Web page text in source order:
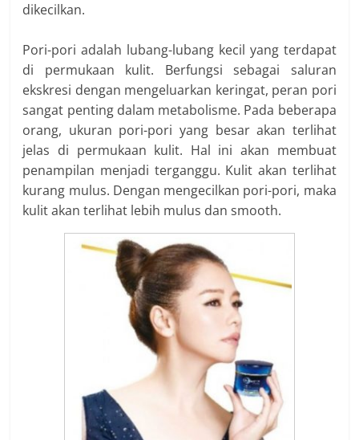
dikecilkan.
Pori-pori adalah lubang-lubang kecil yang terdapat
di permukaan kulit. Berfungsi sebagai saluran
ekskresi dengan mengeluarkan keringat, peran pori
sangat penting dalam metabolisme. Pada beberapa
orang, ukuran pori-pori yang besar akan terlihat
jelas di permukaan kulit. Hal ini akan membuat
penampilan menjadi terganggu. Kulit akan terlihat
kurang mulus. Dengan mengecilkan pori-pori, maka
kulit akan terlihat lebih mulus dan smooth.